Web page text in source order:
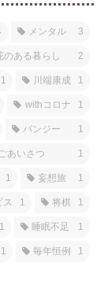
メンタル 3
のある暮らし 2
1 川端康成 1
withコロナ 1
パンジー 1
あいさつ 1
1 妄想旅 1
ス 1 将棋 1
1 睡眠不足 1
1 毎年恒例 1